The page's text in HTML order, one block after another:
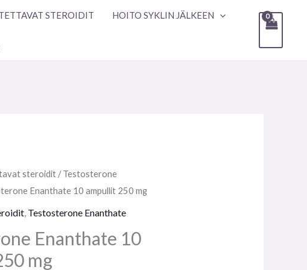
STEROIDIT HOITO SYKLIN JÄLKEEN
steroidit /Testosterone
Enanthate 10 ampullit 250 mg
, Testosterone Enanthate
Enanthate 10
mg